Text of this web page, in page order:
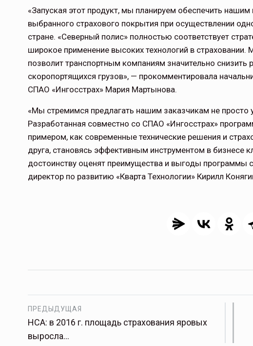
«Запуская этот продукт, мы планируем обеспечить
выбранного страхового покрытия при осуществлении
стране. «Северный полис» полностью соответствует
широкое применение высоких технологий в
позволит транспортным компаниям значительно снизить
скоропортящихся грузов», — прокомментировала
СПАО «Ингосстрах» Мария Мартынова.
«Мы стремимся предлагать нашим заказчикам не просто
Разработанная совместно со СПАО «Ингосстрах»
примером, как современные технические решения и
друга, становясь эффективным инструментом в бизнесе
достоинству оценят преимущества и выгоды программы
директор по развитию «Кварта Технологии» Кирилл
ПРЕДЫДУЩАЯ
НСА: в 2016 г. площадь страхования яровых
выросла…
информированности клиентов…